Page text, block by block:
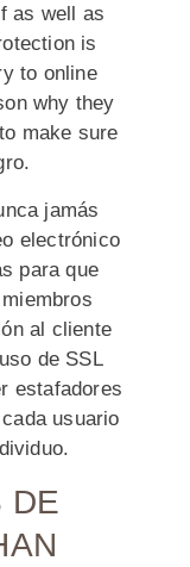
as well as
is
to online
why they
make sure
jamás
electrónico
para que
al cliente
de SSL
estafadores
usuario
DE